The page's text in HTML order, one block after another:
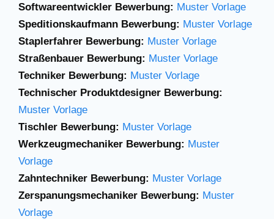
Softwareentwickler Bewerbung: Muster Vorlage
Speditionskaufmann Bewerbung: Muster Vorlage
Staplerfahrer Bewerbung: Muster Vorlage
Straßenbauer Bewerbung: Muster Vorlage
Techniker Bewerbung: Muster Vorlage
Technischer Produktdesigner Bewerbung:
Muster Vorlage
Tischler Bewerbung: Muster Vorlage
Werkzeugmechaniker Bewerbung: Muster
Vorlage
Zahntechniker Bewerbung: Muster Vorlage
Zerspanungsmechaniker Bewerbung: Muster
Vorlage